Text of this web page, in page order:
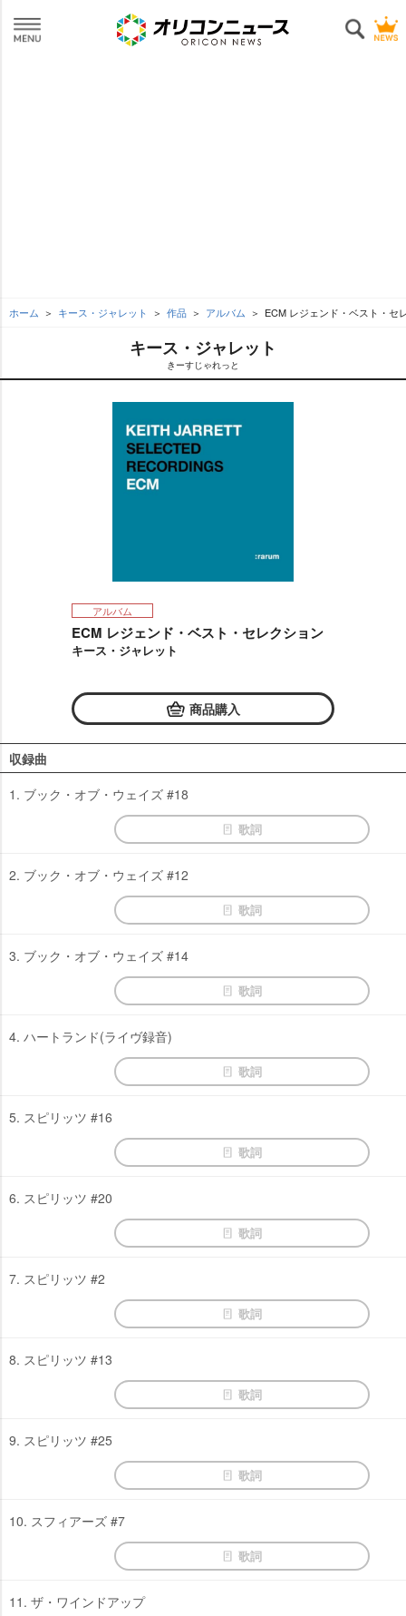
ホーム キース・ジャレット 作品 アルバム ECM レジェンド・ベスト・セ
キース・ジャレット
きーすじゃれっと
アルバム
ECM レジェンド・ベスト・セレクション
キース・ジャレット
商品購入
収録曲
1. ブック・オブ・ウェイズ #18
歌詞
2. ブック・オブ・ウェイズ #12
歌詞
3. ブック・オブ・ウェイズ #14
歌詞
4. ハートランド(ライヴ録音)
歌詞
5. スピリッツ #16
歌詞
6. スピリッツ #20
歌詞
7. スピリッツ #2
歌詞
8. スピリッツ #13
歌詞
9. スピリッツ #25
歌詞
10. スフィアーズ #7
歌詞
11. ザ・ワインドアップ